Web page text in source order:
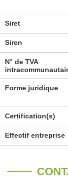
Siret
Siren
N° de TVA
Forme juridique
Certification(s)
Effectif entreprise